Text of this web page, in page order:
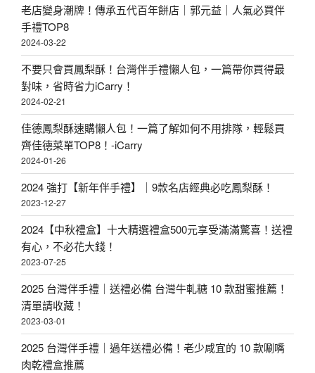
老店變身潮牌！傳承五代百年餅店｜郭元益｜人氣必買伴
手禮TOP8
2024-03-22
不要只會買鳳梨酥！台灣伴手禮懶人包，一篇帶你買得最
對味，省時省力iCarry！
2024-02-21
佳德鳳梨酥速購懶人包！一篇了解如何不用排隊，輕鬆買
齊佳德菜單TOP8！-iCarry
2024-01-26
2024 強打【新年伴手禮】｜9款名店經典必吃鳳梨酥！
2023-12-27
2024【中秋禮盒】十大精選禮盒500元享受滿滿驚喜！送禮
有心，不必花大錢！
2023-07-25
2025 台灣伴手禮｜送禮必備 台灣牛軋糖 10 款甜蜜推薦！
清單請收藏！
2023-03-01
2025 台灣伴手禮｜過年送禮必備！老少咸宜的 10 款唰嘴
肉乾禮盒推薦